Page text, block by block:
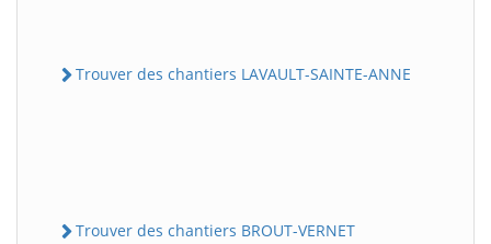
Trouver des chantiers LAVAULT-SAINTE-ANNE
Trouver des chantiers BROUT-VERNET